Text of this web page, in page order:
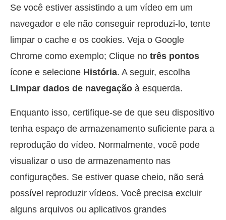
Se você estiver assistindo a um vídeo em um
navegador e ele não conseguir reproduzi-lo, tente
limpar o cache e os cookies. Veja o Google
Chrome como exemplo; Clique no três pontos
ícone e selecione História. A seguir, escolha
Limpar dados de navegação à esquerda.
Enquanto isso, certifique-se de que seu dispositivo
tenha espaço de armazenamento suficiente para a
reprodução do vídeo. Normalmente, você pode
visualizar o uso de armazenamento nas
configurações. Se estiver quase cheio, não será
possível reproduzir vídeos. Você precisa excluir
alguns arquivos ou aplicativos grandes